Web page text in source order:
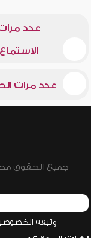
عدد
الاستماع
عدد مرات
جميع الحقوق محفوظة © 2026 -
وثيقة